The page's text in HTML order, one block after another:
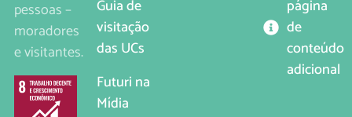
pessoas –
moradores
e visitantes.
Guia de
visitação
das UCs
Futuri na
Mídia
página
de
conteúdo
adicional